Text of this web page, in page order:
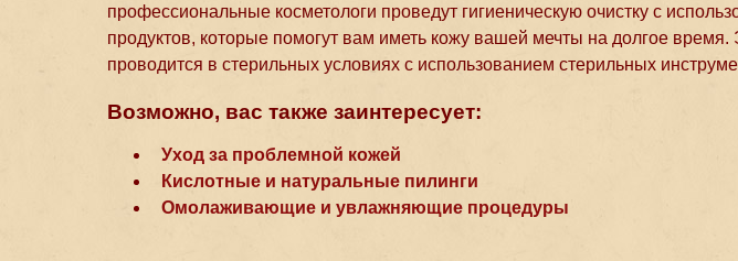
профессиональные косметологи проведут гигиеническую очистку с
продуктов, которые помогут вам иметь кожу вашей мечты на долгое
проводится в стерильных условиях с использованием стерильных
Возможно, вас также заинтересует:
Уход за проблемной кожей
Кислотные и натуральные пилинги
Омолаживающие и увлажняющие процедуры